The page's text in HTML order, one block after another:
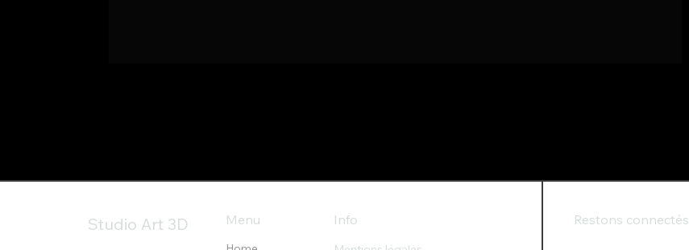
Studio Art 3D Menu Info Restons connectés